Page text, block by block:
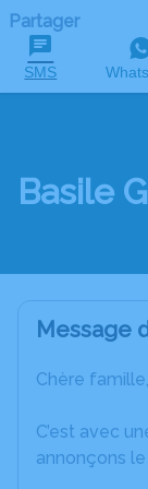
Partager
SMS
Basile
Message
Chère
C’est avec
annonçons